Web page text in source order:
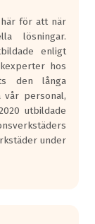
här för att när
lösningar.
enligt
hos
den långa
personal,
utbildade
under